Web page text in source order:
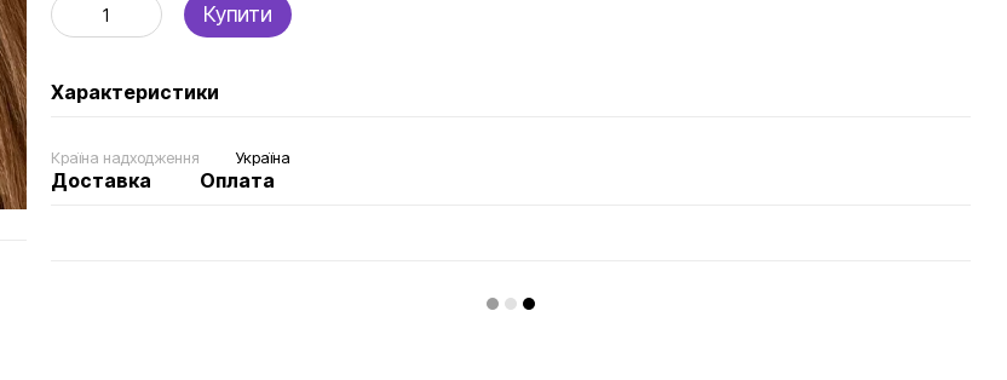
Купити
Характеристики
Країна надходження Україна
Доставка Оплата